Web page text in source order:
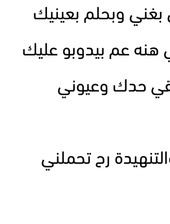
بغني وبحلم بعينيك
هنه عم بيدوبو عليك
حدك وعيوني
رح تحملني